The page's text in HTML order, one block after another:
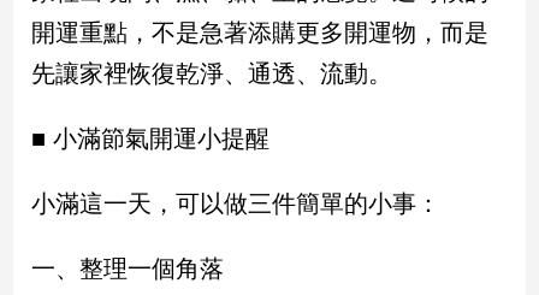
娛
樂
娛
星
聞
行/
開運重點，不是急著添購更多開運物，而是
先讓家裡恢復乾淨、通透、流動。
■ 小滿節氣開運小提醒
小滿這一天，可以做三件簡單的小事：
一、整理一個角落